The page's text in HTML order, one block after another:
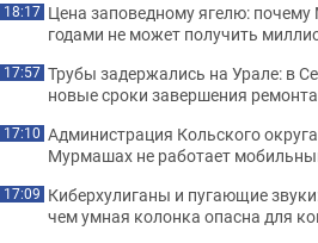
18:17 Цена заповедному ягелю:
годами не может получить
17:57 Трубы задержались на Урале: в
новые сроки завершения
17:10 Администрация Кольского
Мурмашах не работает
17:09 Киберхулиганы и пугающие
чем умная колонка опасна для